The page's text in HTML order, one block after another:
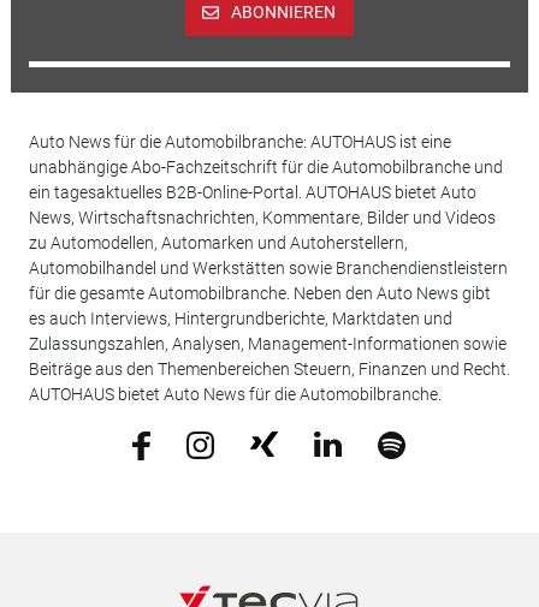
ABONNIEREN
Auto News für die Automobilbranche: AUTOHAUS ist eine
unabhängige Abo-Fachzeitschrift für die Automobilbranche und
ein tagesaktuelles B2B-Online-Portal. AUTOHAUS bietet Auto
News, Wirtschaftsnachrichten, Kommentare, Bilder und Videos
zu Automodellen, Automarken und Autoherstellern,
Automobilhandel und Werkstätten sowie Branchendienstleistern
für die gesamte Automobilbranche. Neben den Auto News gibt
es auch Interviews, Hintergrundberichte, Marktdaten und
Zulassungszahlen, Analysen, Management-Informationen sowie
Beiträge aus den Themenbereichen Steuern, Finanzen und Recht.
AUTOHAUS bietet Auto News für die Automobilbranche.